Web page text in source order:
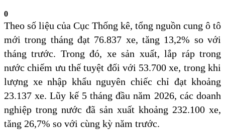
0
Theo số liệu của Cục Thống kê, tổng nguồn cung ô tô
mới trong tháng đạt 76.837 xe, tăng 13,2% so với
tháng trước. Trong đó, xe sản xuất, lắp ráp trong
nước chiếm ưu thế tuyệt đối với 53.700 xe, trong khi
lượng xe nhập khẩu nguyên chiếc chỉ đạt khoảng
23.137 xe. Lũy kế 5 tháng đầu năm 2026, các doanh
nghiệp trong nước đã sản xuất khoảng 232.100 xe,
tăng 26,7% so với cùng kỳ năm trước.